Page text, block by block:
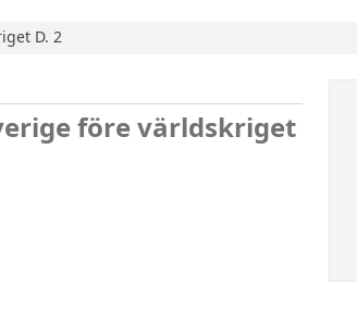
D. 2
före världskriget